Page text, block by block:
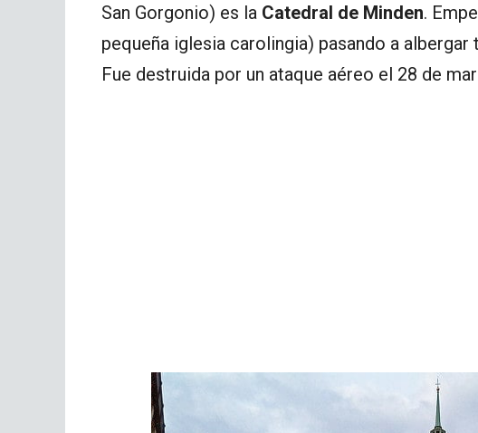
San Gorgonio) es la Catedral de Minden.
pequeña iglesia carolingia) pasando a
Fue destruida por un ataque aéreo el 28 de